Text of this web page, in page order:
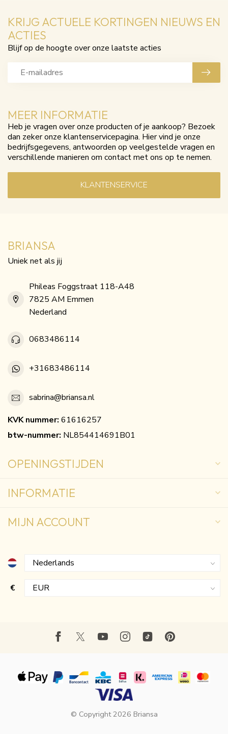
MEER INFORMATIE
Heb je vragen over onze producten of je aankoop? Bezoek
dan zeker onze klantenservicepagina. Hier vind je onze
bedrijfsgegevens, antwoorden op veelgestelde vragen en
verschillende manieren om contact met ons op te nemen.
KLANTENSERVICE
KRIJG ACTUELE KORTINGEN NIEUWS EN
ACTIES
Blijf op de hoogte over onze laatste acties
BRIANSA
Uniek net als jij
Phileas Foggstraat 118-A48
7825 AM Emmen
Nederland
0683486114
+31683486114
sabrina@briansa.nl
KVK nummer: 61616257
btw-nummer: NL854414691B01
OPENINGSTIJDEN
INFORMATIE
MIJN ACCOUNT
€
© Copyright 2026 Briansa